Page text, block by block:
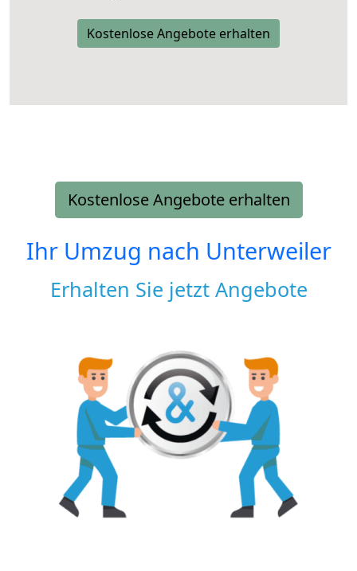
Kostenlose Angebote erhalten
Kostenlose Angebote erhalten
Ihr Umzug nach Unterweiler
Erhalten Sie jetzt Angebote